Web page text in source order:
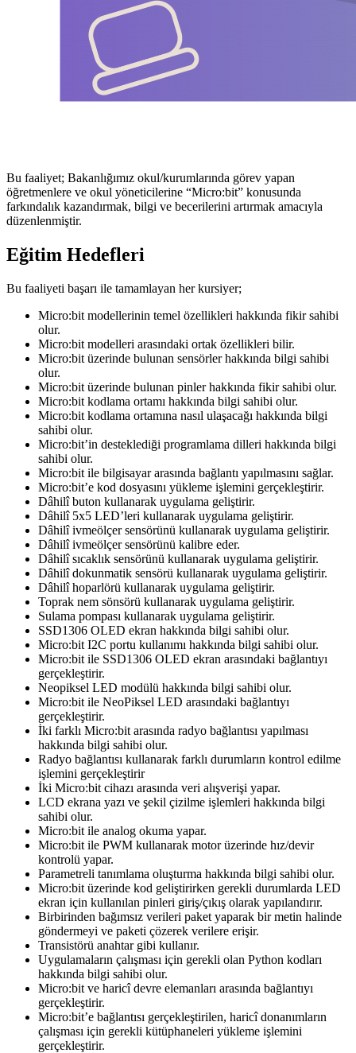
Bu faaliyet; Bakanlığımız okul/kurumlarında görev yapan
öğretmenlere ve okul yöneticilerine “Micro:bit” konusunda
farkındalık kazandırmak, bilgi ve becerilerini artırmak amacıyla
düzenlenmiştir.
Eğitim Hedefleri
Bu faaliyeti başarı ile tamamlayan her kursiyer;
Micro:bit modellerinin temel özellikleri hakkında fikir sahibi
olur.
Micro:bit modelleri arasındaki ortak özellikleri bilir.
Micro:bit üzerinde bulunan sensörler hakkında bilgi sahibi
olur.
Micro:bit üzerinde bulunan pinler hakkında fikir sahibi olur.
Micro:bit kodlama ortamı hakkında bilgi sahibi olur.
Micro:bit kodlama ortamına nasıl ulaşacağı hakkında bilgi
sahibi olur.
Micro:bit’in desteklediği programlama dilleri hakkında bilgi
sahibi olur.
Micro:bit ile bilgisayar arasında bağlantı yapılmasını sağlar.
Micro:bit’e kod dosyasını yükleme işlemini gerçekleştirir.
Dâhilî buton kullanarak uygulama geliştirir.
Dâhilî 5x5 LED’leri kullanarak uygulama geliştirir.
Dâhilî ivmeölçer sensörünü kullanarak uygulama geliştirir.
Dâhilî ivmeölçer sensörünü kalibre eder.
Dâhilî sıcaklık sensörünü kullanarak uygulama geliştirir.
Dâhilî dokunmatik sensörü kullanarak uygulama geliştirir.
Dâhilî hoparlörü kullanarak uygulama geliştirir.
Toprak nem sönsörü kullanarak uygulama geliştirir.
Sulama pompası kullanarak uygulama geliştirir.
SSD1306 OLED ekran hakkında bilgi sahibi olur.
Micro:bit I2C portu kullanımı hakkında bilgi sahibi olur.
Micro:bit ile SSD1306 OLED ekran arasındaki bağlantıyı
gerçekleştirir.
Neopiksel LED modülü hakkında bilgi sahibi olur.
Micro:bit ile NeoPiksel LED arasındaki bağlantıyı
gerçekleştirir.
İki farklı Micro:bit arasında radyo bağlantısı yapılması
hakkında bilgi sahibi olur.
Radyo bağlantısı kullanarak farklı durumların kontrol edilme
işlemini gerçekleştirir
İki Micro:bit cihazı arasında veri alışverişi yapar.
LCD ekrana yazı ve şekil çizilme işlemleri hakkında bilgi
sahibi olur.
Micro:bit ile analog okuma yapar.
Micro:bit ile PWM kullanarak motor üzerinde hız/devir
kontrolü yapar.
Parametreli tanımlama oluşturma hakkında bilgi sahibi olur.
Micro:bit üzerinde kod geliştirirken gerekli durumlarda LED
ekran için kullanılan pinleri giriş/çıkış olarak yapılandırır.
Birbirinden bağımsız verileri paket yaparak bir metin halinde
göndermeyi ve paketi çözerek verilere erişir.
Transistörü anahtar gibi kullanır.
Uygulamaların çalışması için gerekli olan Python kodları
hakkında bilgi sahibi olur.
Micro:bit ve haricî devre elemanları arasında bağlantıyı
gerçekleştirir.
Micro:bit’e bağlantısı gerçekleştirilen, haricî donanımların
çalışması için gerekli kütüphaneleri yükleme işlemini
gerçekleştirir.